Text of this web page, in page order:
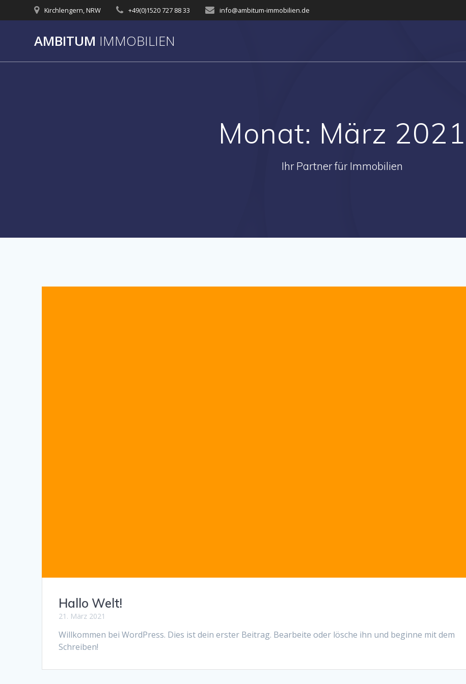
Inhalt
Kirchlengern, NRW +49(0)1520 727 88 33 info@ambitum-immobilien.de
AMBITUM IMMOBILIEN
Monat: März 2021
Ihr Partner für Immobilien
Hallo Welt!
21. März 2021
Willkommen bei WordPress. Dies ist dein erster Beitrag. Bearbeite oder lösche ihn und beginne mit dem
Schreiben!